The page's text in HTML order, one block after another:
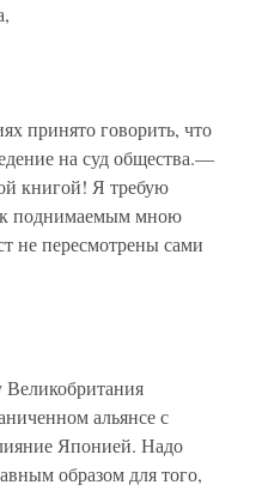
принято говорить, что
на суд общества.—
книгой! Я требую
к поднимаемым мною
не пересмотрены сами
альянсе с
Японией. Надо
образом для того,